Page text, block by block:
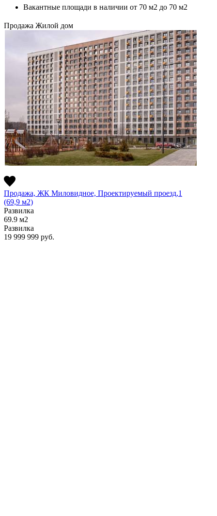
Вакантные площади в наличии от 70 м2 до 70 м2
Продажа Жилой дом
Продажа, ЖК Миловидное, Проектируемый проезд,1
(69,9 м2)
Развилка
69.9 м2
Развилка
19 999 999 руб.